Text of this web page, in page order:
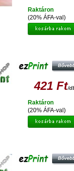
(20% ÁFA-val)
Raktáron
421 Ft/
(20% ÁFA-val)
Raktáron